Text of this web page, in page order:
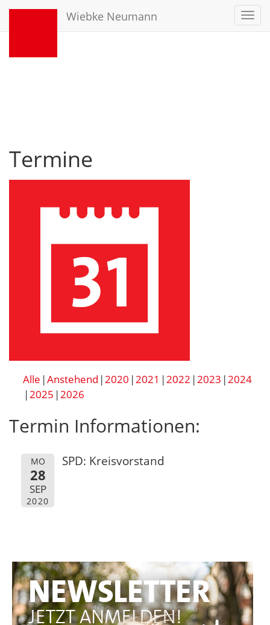
Wiebke Neumann
Termine
Alle Anstehend 2020 2021 2022 2023 2024
2025 2026
Termin Informationen:
MO
28
SEP
2020
SPD: Kreisvorstand